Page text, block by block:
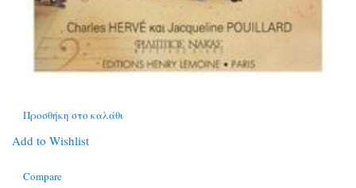
Προσθήκη στο καλάθι
Add to Wishlist
Compare